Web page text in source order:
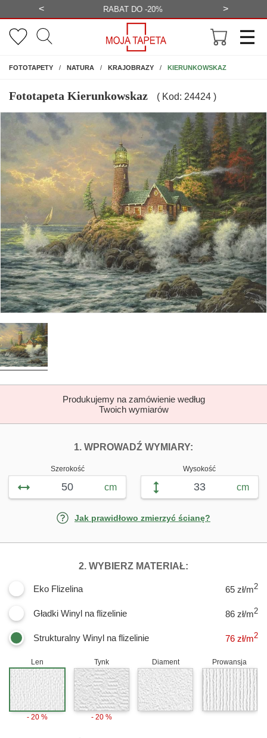
< BEZPŁATNA WIZUALIZACJA >
FOTOTAPETYNA ŚCIANĘ
NATURA KRAJOBRAZY KIERUNKOWSKAZ
Fototapeta Kierunkowskaz ( Kod: 24424 )
Produkujemy na zamówienie według
Twoich wymiarów
1. WPROWADŹ WYMIARY:
Szerokość
cm
Wysokość
cm
Jak prawidłowo zmierzyć ścianę?
2. WYBIERZ MATERIAŁ:
Eko Flizelina 65 zł/m2
Gładki Winyl na flizelinie 86 zł/m2
Strukturalny Winyl na flizelinie 76 zł/m2
Len
- 20 %
Tynk
- 20 %
Diament Prowansja